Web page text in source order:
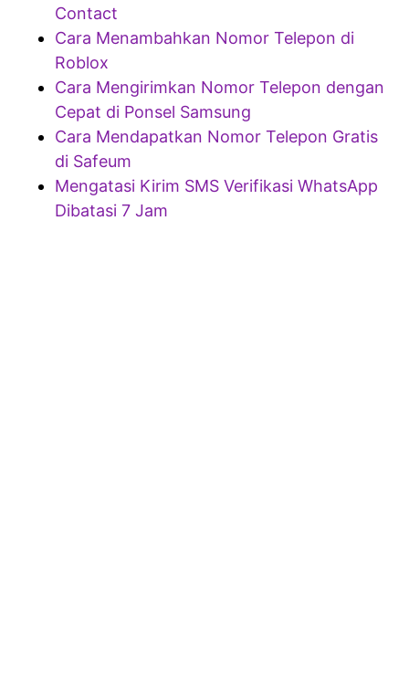
Contact
Cara Menambahkan Nomor Telepon di
Roblox
Cara Mengirimkan Nomor Telepon dengan
Cepat di Ponsel Samsung
Cara Mendapatkan Nomor Telepon Gratis
di Safeum
Mengatasi Kirim SMS Verifikasi WhatsApp
Dibatasi 7 Jam